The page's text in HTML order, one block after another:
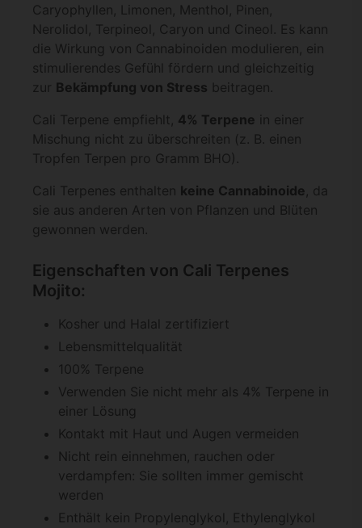
Caryophyllen, Limonen, Menthol, Pinen,
Nerolidol, Terpineol, Caryon und Cineol. Es kann
die Wirkung von Cannabinoiden modulieren, ein
stimulierendes Gefühl fördern und gleichzeitig
zur Bekämpfung von Stress beitragen.
Cali Terpene empfiehlt, 4% Terpene in einer
Mischung nicht zu überschreiten (z. B. einen
Tropfen Terpen pro Gramm BHO).
Cali Terpenes enthalten keine Cannabinoide, da
sie aus anderen Arten von Pflanzen und Blüten
gewonnen werden.
Eigenschaften von Cali Terpenes
Mojito:
Kosher und Halal zertifiziert
Lebensmittelqualität
100% Terpene
Verwenden Sie nicht mehr als 4% Terpene in
einer Lösung
Kontakt mit Haut und Augen vermeiden
Nicht rein einnehmen, rauchen oder
verdampfen: Sie sollten immer gemischt
werden
Enthält kein Propylenglykol, Ethylenglykol